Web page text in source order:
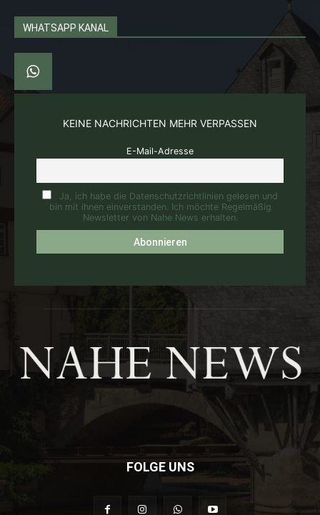
WHATSAPP KANAL
KEINE NACHRICHTEN MEHR VERPASSEN
E-Mail-Adresse
Ja, ich habe die Datenschutzrichtlinien gelesen und
bin mit ihnen einverstanden. Ich möchte Regelmäßig
Newsletter von Nahe News erhalten.
FOLGE UNS